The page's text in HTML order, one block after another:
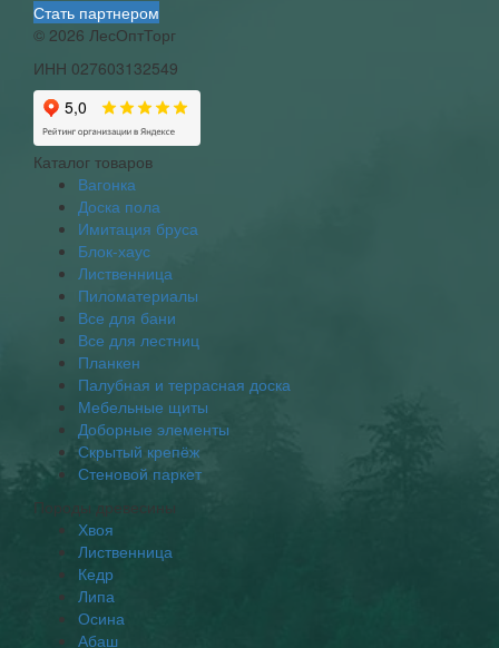
Стать партнером
© 2026 ЛесОптТорг
ИНН 027603132549
Каталог товаров
Вагонка
Доска пола
Имитация бруса
Блок-хаус
Лиственница
Пиломатериалы
Все для бани
Все для лестниц
Планкен
Палубная и террасная доска
Мебельные щиты
Доборные элементы
Скрытый крепёж
Стеновой паркет
Породы древесины
Хвоя
Лиственница
Кедр
Липа
Осина
Абаш